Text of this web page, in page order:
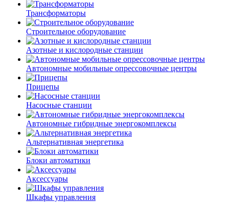
Трансформаторы
Строительное оборудование
Азотные и кислородные станции
Автономные мобильные опрессовочные центры
Прицепы
Насосные станции
Автономные гибридные энергокомплексы
Альтернативная энергетика
Блоки автоматики
Аксессуары
Шкафы управления